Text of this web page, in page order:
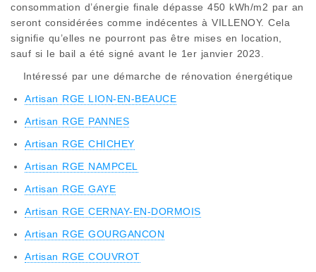
consommation d’énergie finale dépasse 450 kWh/m2 par an
seront considérées comme indécentes à VILLENOY. Cela
signifie qu’elles ne pourront pas être mises en location,
sauf si le bail a été signé avant le 1er janvier 2023.
Intéressé par une démarche de rénovation énergétique
Artisan RGE LION-EN-BEAUCE
Artisan RGE PANNES
Artisan RGE CHICHEY
Artisan RGE NAMPCEL
Artisan RGE GAYE
Artisan RGE CERNAY-EN-DORMOIS
Artisan RGE GOURGANCON
Artisan RGE COUVROT